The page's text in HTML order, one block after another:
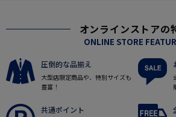
オンラインストアの
ONLINE STORE
圧倒的な品揃え
大型店限定商品や、特別サイズも
豊富！
共通ポイント